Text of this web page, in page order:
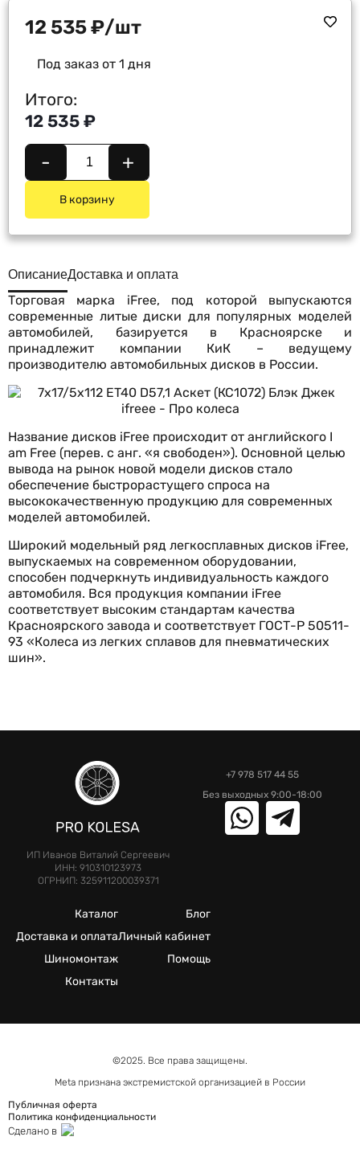
12 535₽/шт
Под заказ от 1 дня
Итого:
12 535 ₽
- +
В корзину
ОписаниеДоставка и оплата
Торговая марка iFree, под которой выпускаются
современные литые диски для популярных моделей
автомобилей, базируется в Красноярске и
принадлежит компании КиК – ведущему
производителю автомобильных дисков в России.
Название дисков iFree происходит от английского I
am Free (перев. с анг. «я свободен»). Основной целью
вывода на рынок новой модели дисков стало
обеспечение быстрорастущего спроса на
высококачественную продукцию для современных
моделей автомобилей.
Широкий модельный ряд легкосплавных дисков iFree,
выпускаемых на современном оборудовании,
способен подчеркнуть индивидуальность каждого
автомобиля. Вся продукция компании iFree
соответствует высоким стандартам качества
Красноярского завода и соответствует ГОСТ-Р 50511-
93 «Колеса из легких сплавов для пневматических
шин».
ИП Иванов Виталий Сергеевич
ИНН: 910310123973
ОГРНИП: 325911200039371
+7 978 517 44 55
Без выходных 9:00-18:00
Каталог
Доставка и оплата
Шиномонтаж
Контакты
Блог
Личный кабинет
Помощь
©2025. Все права защищены.
Meta признана экстремистcкой организацией в России
Публичная оферта
Политика конфиденциальности
Сделано в